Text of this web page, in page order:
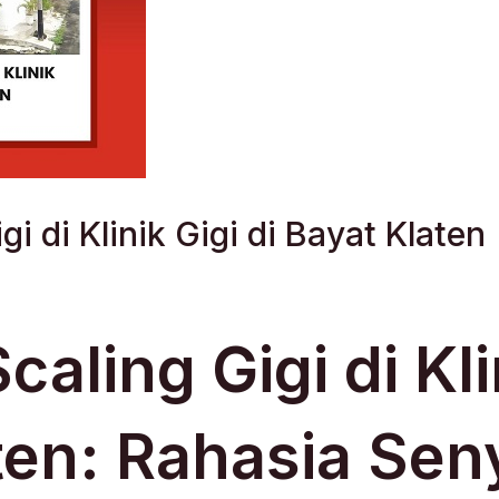
di Klinik Gigi di Bayat Klaten
Gigi di
Rahasia